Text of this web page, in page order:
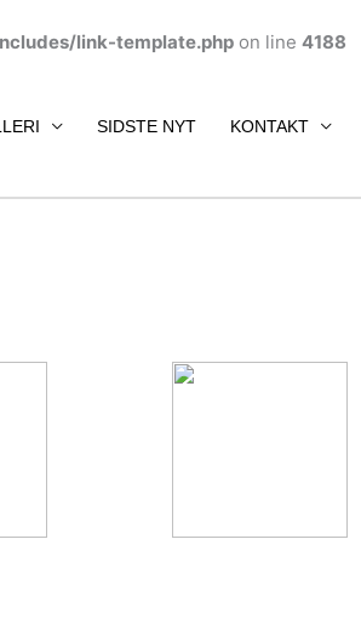
link-template.php on line 4188
SIDSTE NYT KONTAKT